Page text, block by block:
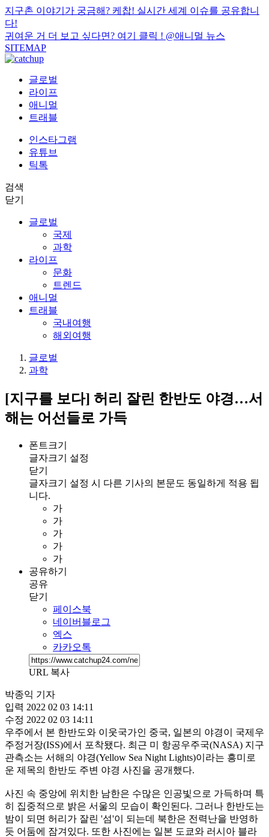
지구촌 이야기가 궁금해? 케찹! 실시간 세계 이슈를 공유합니
다!
귀여운 거 더 보고 싶다면? 여기 클릭 ! @애니멀 뉴스
SITEMAP
글로벌
라이프
애니멀
트래블
인스타그램
유튜브
틱톡
검색
닫기
글로벌
국제
과학
라이프
문화
트렌드
애니멀
트래블
국내여행
해외여행
글로벌
과학
[지구를 보다] 허리 잘린 한반도 야경…서
해는 어선들로 가득
폰트크기
글자크기 설정
닫기
글자크기 설정 시 다른 기사의 본문도 동일하게 적용 됩
니다.
가
가
가
가
가
공유하기
공유
닫기
페이스북
네이버블로그
엑스
카카오톡
URL 복사
박종익 기자
입력 2022 02 03 14:11
수정 2022 02 03 14:11
우주에서 본 한반도와 이웃국가인 중국, 일본의 야경이 국제우
주정거장(ISS)에서 포착됐다. 최근 미 항공우주국(NASA) 지구
관측소는 서해의 야경(Yellow Sea Night Lights)이라는 흥미로
운 제목의 한반도 주변 야경 사진을 공개했다.
사진 속 중앙에 위치한 남한은 수많은 인공빛으로 가득하며 특
히 집중적으로 밝은 서울의 모습이 확인된다. 그러나 한반도는
밤이 되면 허리가 잘린 '섬'이 되는데 북한은 전력난을 반영하
듯 어둠에 잠겨있다. 또한 사진에는 일본 도쿄와 러시아 블라